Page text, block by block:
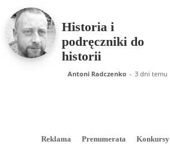
Historia i
podręczniki do
historii
Antoni Radczenko - 3 dni temu
Reklama Prenumerata Konkursy